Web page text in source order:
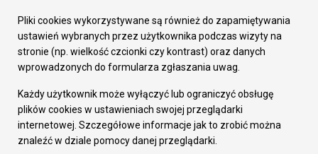
Gospodarka
Fundusze europejskie
Środki krajowe
Oferty inwestycyjne
Pozostałe
Deklaracja dostępności
Dane osobowe
Dodaj opinię o witrynie
Pliki cookies wykorzystywane są również do zapamiętywania
ustawień wybranych przez użytkownika podczas wizyty na
stronie (np. wielkość czcionki czy kontrast) oraz danych
wprowadzonych do formularza zgłaszania uwag.
Każdy użytkownik może wyłączyć lub ograniczyć obsługę
plików cookies w ustawieniach swojej przeglądarki
internetowej. Szczegółowe informacje jak to zrobić można
znaleźć w dziale pomocy danej przeglądarki.